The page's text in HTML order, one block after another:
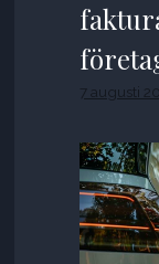
7 augusti